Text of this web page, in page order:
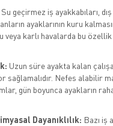
Su geçirmez iş ayakkabıları,
ayaklarının kuru
veya karlı havalarda bu
Uzun süre ayakta kalan
sağlamalıdır. Nefes alabilir
gün boyunca ayakların
Dayanıklılık: Bazı iş